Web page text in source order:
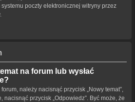
poczty elektronicznej witryny przez
na forum lub wysłać
należy nacisnąć przycisk „Nowy temat”,
przycisk „Odpowiedz”. Być może, że